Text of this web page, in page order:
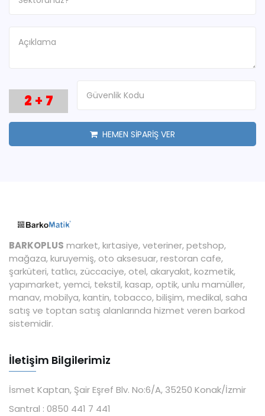
2 + 7
HEMEN SİPARİŞ VER
BARKOPLUS market, kırtasiye, veteriner, petshop,
mağaza, kuruyemiş, oto aksesuar, restoran cafe,
şarküteri, tatlıcı, züccaciye, otel, akaryakıt, kozmetik,
yapımarket, yemci, tekstil, kasap, optik, unlu mamüller,
manav, mobilya, kantin, tobacco, bilişim, medikal, saha
satış ve toptan satış alanlarında hizmet veren barkod
sistemidir.
İletişim Bilgilerimiz
İsmet Kaptan, Şair Eşref Blv. No:6/A, 35250 Konak/İzmir
Santral : 0850 441 7 441